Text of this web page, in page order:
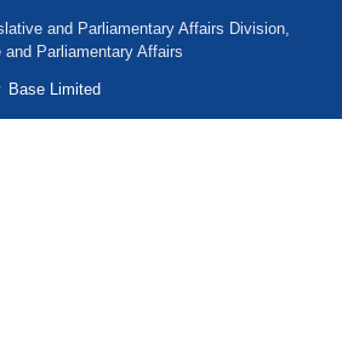
and Parliamentary Affairs Division,
Parliamentary Affairs
Base Limited